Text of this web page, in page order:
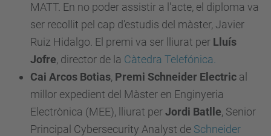
MATT. En no poder assistir a l'acte, el diploma va
ser recollit pel cap d'estudis del màster, Javier
Ruiz Hidalgo. El premi va ser lliurat per Lluís
Jofre, director de la Càtedra Telefónica.
Cai Arcos Botias, Premi Schneider Electric al
millor expedient del Màster en Enginyeria
Electrònica (MEE), lliurat perJordi Batlle, Senior
Principal Cybersecurity Analyst de Schneider